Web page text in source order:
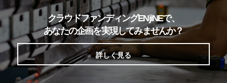
クラウドファンディングENjiNEで、
あなたの企画を実現してみませんか？
詳しく見る